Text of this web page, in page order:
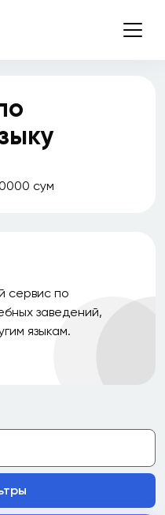
сум
сервис по
заведений,
языкам.